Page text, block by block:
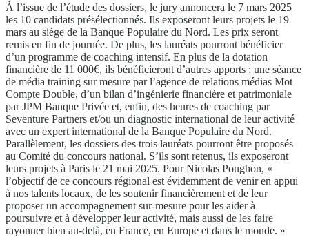
À l’issue de l’étude des dossiers, le jury annoncera le 7 mars 2025
les 10 candidats présélectionnés. Ils exposeront leurs projets le 19
mars au siège de la Banque Populaire du Nord. Les prix seront
remis en fin de journée. De plus, les lauréats pourront bénéficier
d’un programme de coaching intensif. En plus de la dotation
financière de 11 000€, ils bénéficieront d’autres apports ; une séance
de média training sur mesure par l’agence de relations médias Mot
Compte Double, d’un bilan d’ingénierie financière et patrimoniale
par JPM Banque Privée et, enfin, des heures de coaching par
Seventure Partners et/ou un diagnostic international de leur activité
avec un expert international de la Banque Populaire du Nord.
Parallèlement, les dossiers des trois lauréats pourront être proposés
au Comité du concours national. S’ils sont retenus, ils exposeront
leurs projets à Paris le 21 mai 2025. Pour Nicolas Poughon, «
l’objectif de ce concours régional est évidemment de venir en appui
à nos talents locaux, de les soutenir financièrement et de leur
proposer un accompagnement sur-mesure pour les aider à
poursuivre et à développer leur activité, mais aussi de les faire
rayonner bien au-delà, en France, en Europe et dans le monde. »